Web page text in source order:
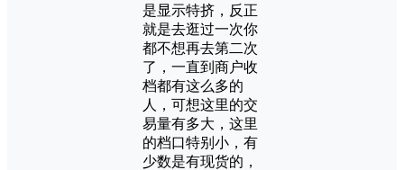
是显示特挤，反正
就是去逛过一次你
都不想再去第二次
了，一直到商户收
档都有这么多的
人，可想这里的交
易量有多大，这里
的档口特别小，有
少数是有现货的，